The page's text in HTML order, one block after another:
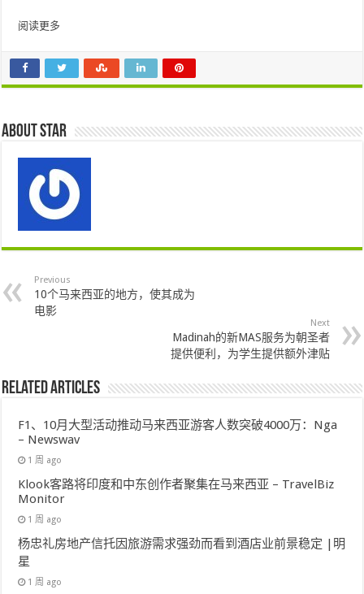
阅读更多
About star
Previous
10个马来西亚的地方，使其成为
电影
Next
Madinah的新MAS服务为朝圣者
提供便利，为学生提供额外津贴
Related Articles
F1、10月大型活动推动马来西亚游客人数突破4000万：Nga
– Newswav
1 周 ago
Klook客路将印度和中东创作者聚集在马来西亚 – TravelBiz
Monitor
1 周 ago
杨忠礼房地产信托因旅游需求强劲而看到酒店业前景稳定 |明
星
1 周 ago